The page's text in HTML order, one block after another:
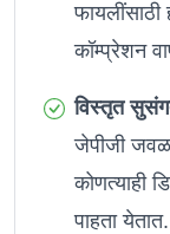
फायलींसाठी
कॉम्प्रेशन
विस्तृत
जेपीजी
कोणत्याही
पाहता येतात.